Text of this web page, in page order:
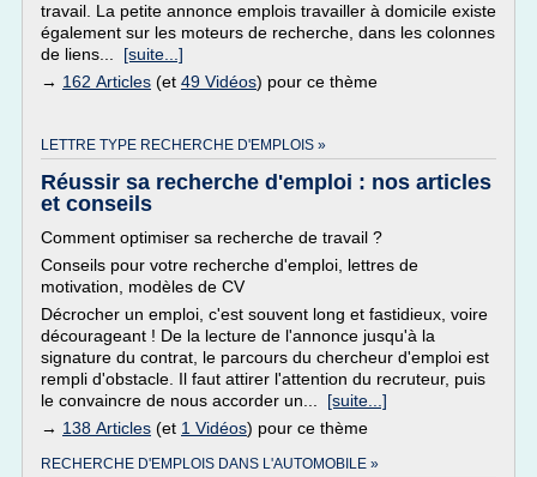
travail. La petite annonce emplois travailler à domicile existe
également sur les moteurs de recherche, dans les colonnes
de liens... [suite...]
→ 162 Articles (et 49 Vidéos) pour ce thème
LETTRE TYPE RECHERCHE D'EMPLOIS »
Réussir sa recherche d'emploi : nos articles
et conseils
Comment optimiser sa recherche de travail ?
Conseils pour votre recherche d'emploi, lettres de
motivation, modèles de CV
Décrocher un emploi, c'est souvent long et fastidieux, voire
décourageant ! De la lecture de l'annonce jusqu'à la
signature du contrat, le parcours du chercheur d'emploi est
rempli d'obstacle. Il faut attirer l'attention du recruteur, puis
le convaincre de nous accorder un... [suite...]
→ 138 Articles (et 1 Vidéos) pour ce thème
RECHERCHE D'EMPLOIS DANS L'AUTOMOBILE »